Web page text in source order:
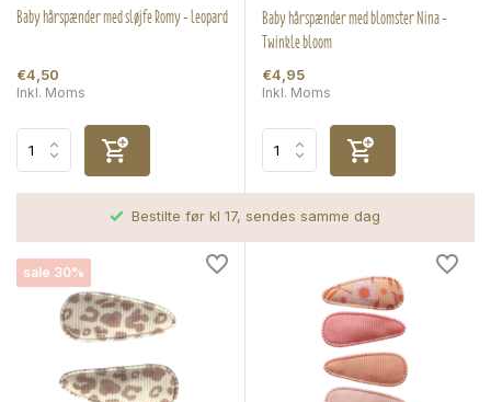
Baby hårspænder med sløjfe Romy - leopard
€4,50
Inkl. Moms
Baby hårspænder med blomster Nina -
Twinkle bloom
€4,95
Inkl. Moms
Bestilte før kl 17, sendes samme dag
sale 30%